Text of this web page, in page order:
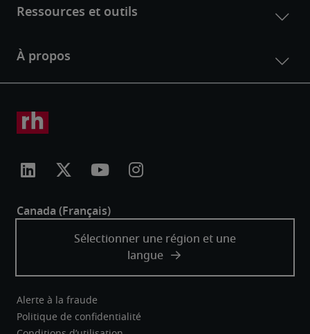
Alerte à la fraude
Politique de confidentialité